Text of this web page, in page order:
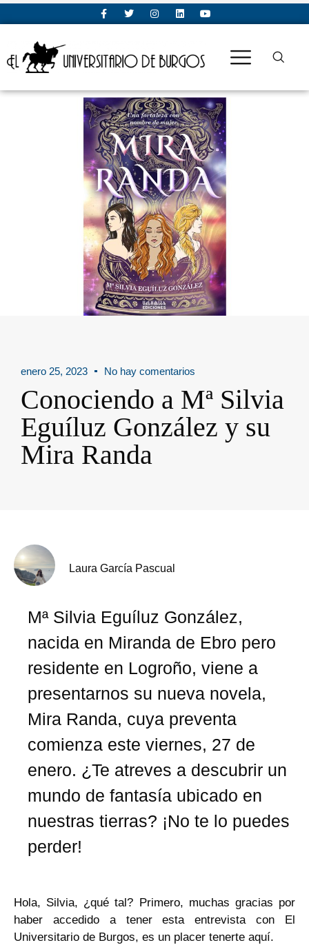
enero 25, 2023 No hay comentarios
Conociendo a Mª Silvia
Eguíluz González y su
Mira Randa
Laura García Pascual
Mª Silvia Eguíluz González,
nacida en Miranda de Ebro pero
residente en Logroño, viene a
presentarnos su nueva novela,
Mira Randa, cuya preventa
comienza este viernes, 27 de
enero. ¿Te atreves a descubrir un
mundo de fantasía ubicado en
nuestras tierras? ¡No te lo puedes
perder!
Hola, Silvia, ¿qué tal? Primero, muchas gracias por
haber accedido a tener esta entrevista con El
Universitario de Burgos, es un placer tenerte aquí.